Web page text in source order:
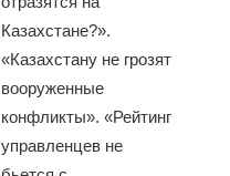
Казахстане?».
«Казахстану не грозят
вооруженные
конфликты». «Рейтинг
управленцев не